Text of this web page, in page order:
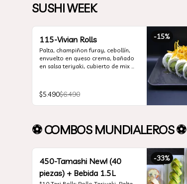
SUSHI WEEK
-15%
115-Vivian Rolls
Palta, champiñon furay, cebollín,
envuelto en queso crema, bañado
en salsa teriyaki, cubierto de mix
$5.490$6.490
⚽ COMBOS MUNDIALEROS ⚽
-33%
450-Tamashi New! (40
piezas) + Bebida 1.5L